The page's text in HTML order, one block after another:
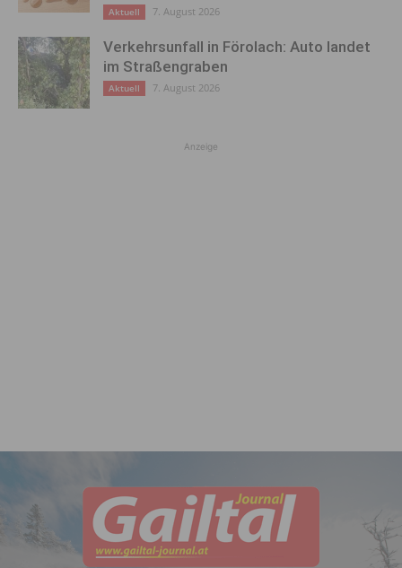
Aktuell 7. August 2026
Verkehrsunfall in Förolach: Auto landet
im Straßengraben
Aktuell 7. August 2026
Anzeige